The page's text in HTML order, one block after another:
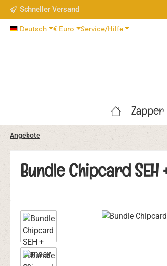
Hauptinhalt springen
Zur Suche springen
Zur Hauptnavigation springen
Schneller Versand
Deutsch € Euro Service/Hilfe
Zapper
Angebote
Bundle Chipcard
Bildergalerie überspringen